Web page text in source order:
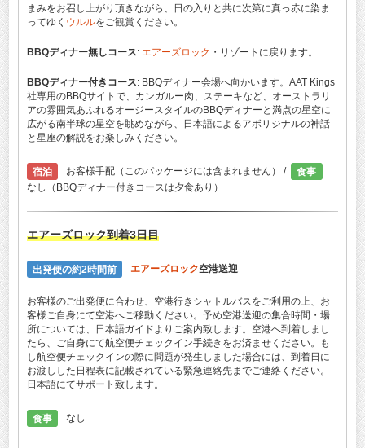
まみをお召し上がり頂きながら、日の入りと共に次第に真っ赤に染ま
ってゆく ウルルをご観賞ください。
BBQディナー無しコース: エアーズロック ・リゾートに戻ります。
BBQディナー付きコース: BBQディナー会場へ向かいます。AAT Kings
社専用のBBQサイトで、カンガルー肉、ステーキなど、オーストラリ
アの雰囲気あふれるオージースタイルのBBQディナーと満点の星空に
広がる南半球の星空を眺めながら、日本語によるアボリジナルの神話
と星座の解説をお楽しみください。
宿泊 お客様手配（このパッケージには含まれません） /
食事
なし（BBQディナー付きコースは夕食あり）
エアーズロック到着3日目
出発便の約2時間前 エアーズロック空港送迎
お客様のご出発便に合わせ、空港行きシャトルバスをご利用の上、お
客様ご自身にて空港へご移動ください。予め空港送迎の集合時間・場
所については、日本語ガイドよりご案内致します。空港へ到着しまし
たら、ご自身にて航空便チェックイン手続きをお済ませください。も
し航空便チェックインの際に問題が発生しました場合には、到着日に
お渡しした日程表に記載されている緊急連絡先までご連絡ください。
日本語にてサポート致します。
食事 なし